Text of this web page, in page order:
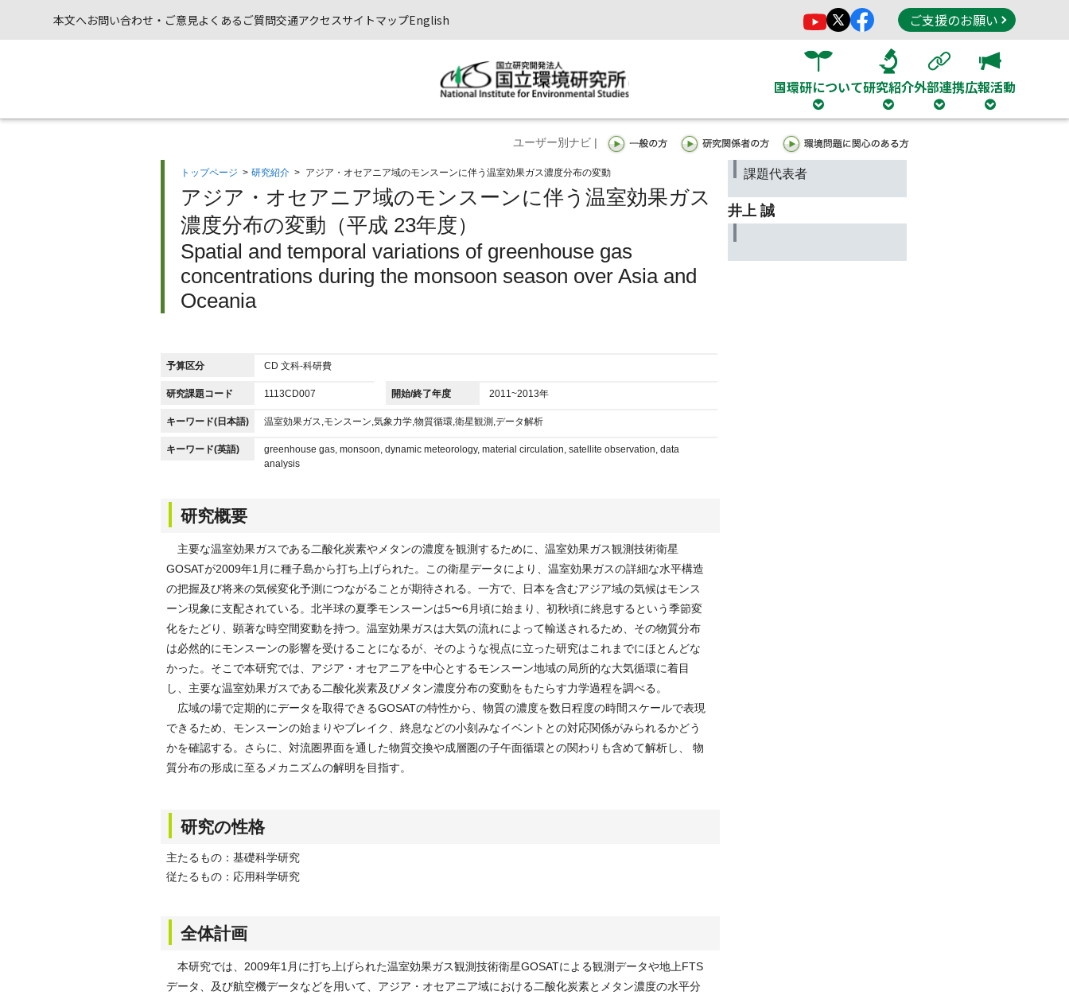
本文へお問い合わせ・ご意見よくあるご質問交通アクセスサイトマップEnglish ご支援のお願い
国環研について研究紹介外部連携広報活動
ユーザー別ナビ |
トップページ > 研究紹介 > アジア・オセアニア域のモンスーンに伴う温室効果ガス濃度分布の変動
アジア・オセアニア域のモンスーンに伴う温室効果ガス
濃度分布の変動（平成 23年度）
Spatial and temporal variations of greenhouse gas
concentrations during the monsoon season over Asia and
Oceania
予算区分 CD 文科-科研費
研究課題コード 1113CD007 開始/終了年度 2011~2013年
キーワード(日本語) 温室効果ガス,モンスーン,気象力学,物質循環,衛星観測,データ解析
キーワード(英語)
greenhouse gas, monsoon, dynamic meteorology, material circulation, satellite observation, data
analysis
研究概要
主要な温室効果ガスである二酸化炭素やメタンの濃度を観測するために、温室効果ガス観測技術衛星
GOSATが2009年1月に種子島から打ち上げられた。この衛星データにより、温室効果ガスの詳細な水平構造
の把握及び将来の気候変化予測につながることが期待される。一方で、日本を含むアジア域の気候はモンス
ーン現象に支配されている。北半球の夏季モンスーンは5〜6月頃に始まり、初秋頃に終息するという季節変
化をたどり、顕著な時空間変動を持つ。温室効果ガスは大気の流れによって輸送されるため、その物質分布
は必然的にモンスーンの影響を受けることになるが、そのような視点に立った研究はこれまでにほとんどな
かった。そこで本研究では、アジア・オセアニアを中心とするモンスーン地域の局所的な大気循環に着目
し、主要な温室効果ガスである二酸化炭素及びメタン濃度分布の変動をもたらす力学過程を調べる。
広域の場で定期的にデータを取得できるGOSATの特性から、物質の濃度を数日程度の時間スケールで表現
できるため、モンスーンの始まりやブレイク、終息などの小刻みなイベントとの対応関係がみられるかどう
かを確認する。さらに、対流圏界面を通した物質交換や成層圏の子午面循環との関わりも含めて解析し、 物
質分布の形成に至るメカニズムの解明を目指す。
研究の性格
主たるもの：基礎科学研究
従たるもの：応用科学研究
全体計画
本研究では、2009年1月に打ち上げられた温室効果ガス観測技術衛星GOSATによる観測データや地上FTS
データ、及び航空機データなどを用いて、アジア・オセアニア域における二酸化炭素とメタン濃度の水平分
課題代表者
井上 誠